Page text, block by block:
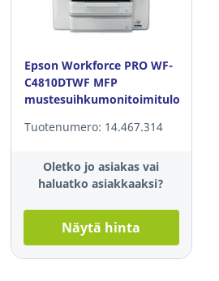
Epson Workforce PRO WF-
C4810DTWF MFP
mustesuihkumonitoimitulostin
Tuotenumero: 14.467.314
Oletko jo asiakas vai
haluatko asiakkaaksi?
Näytä hinta